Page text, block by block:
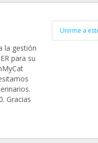
la gestión
para su
Gracias
Unirme a